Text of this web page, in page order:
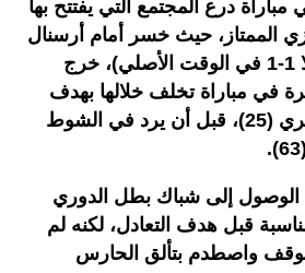
درع المجتمع التي يفتتح بها
الممتاز، حيث خسر أمام أرسنال
بركلات الترجيح (تعادلا 1-1 في الوقت الأصلي)، خرج
في مباراة تخلف خلالها بهدف
للمغربي يوسف النصيري (25)، قبل أن يرد في الشوط
الوصول إلى شباك بطل الدوري
قبل هدف التعادل، لكنه لم
واصطدم بتألق الحارس